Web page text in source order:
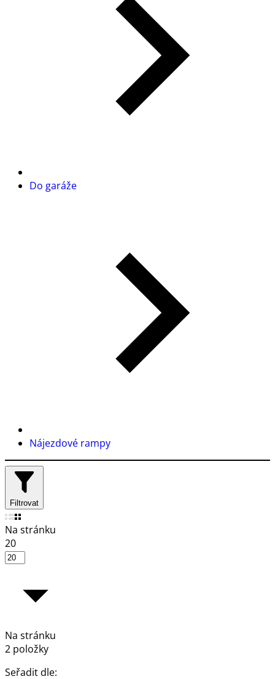
Do garáže
Nájezdové rampy
Filtrovat
Na stránku
20
Na stránku
2 položky
Seřadit dle: